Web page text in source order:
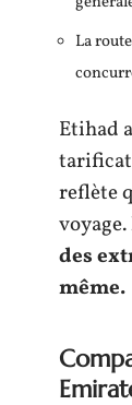
La
Etihad
reflète
voyage.
des
même.